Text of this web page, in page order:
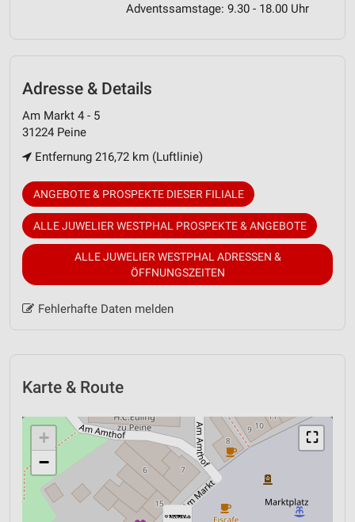
Adventssamstage: 9.30 - 18.00 Uhr
Adresse & Details
Am Markt 4 - 5
31224 Peine
Entfernung 216,72 km (Luftlinie)
ANGEBOTE & PROSPEKTE DIESER FILIALE
ALLE JUWELIER WESTPHAL PROSPEKTE & ANGEBOTE
ALLE JUWELIER WESTPHAL ADRESSEN &
ÖFFNUNGSZEITEN
Fehlerhafte Daten melden
Karte & Route
⛶
+
−